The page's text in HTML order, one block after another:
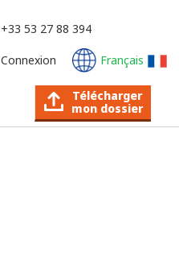
+33 53 27 88 394
Connexion Français
Télécharger
mon dossier